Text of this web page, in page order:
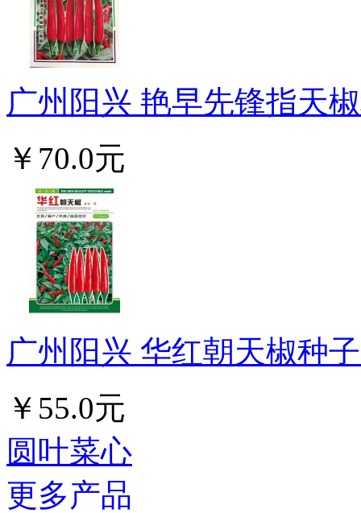
广州阳兴 艳早先锋指天
￥70.0元
广州阳兴 华红朝天椒种
￥55.0元
圆叶菜心
更多产品